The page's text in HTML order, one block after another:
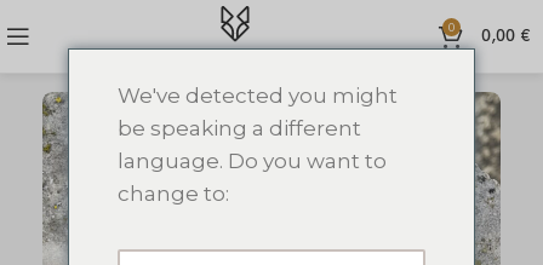
0 0,00 €
We've detected you might
be speaking a different
language. Do you want to
change to: